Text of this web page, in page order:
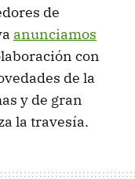
de
anunciamos
con
de la
y de gran
la travesía.